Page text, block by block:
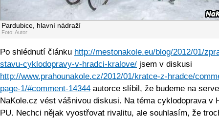
Pardubice, hlavní nádraží
Foto: Autor
Po shlédnutí článku http://mestonakole.eu/blog/2012/01/
stavu-cyklodopravy-v-hradci-kralove/ jsem v diskusi
http://www.prahounakole.cz/2012/01/kratce-z-hradce/
page-1/#comment-14344 autorce slíbil, že budeme na
NaKole.cz vést vášnivou diskusi. Na téma cyklodoprava v
PU. Nechci nějak vyostřovat rivalitu, ale souhlasím, že